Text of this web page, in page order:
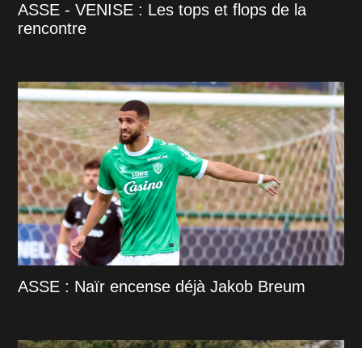
ASSE - VENISE : Les tops et flops de la
rencontre
ASSE : Naïr encense déjà Jakob Breum